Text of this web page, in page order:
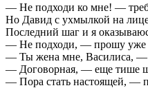
— Не подходи ко мне! —
Но Давид с ухмылкой на
Последний шаг и я
— Не подходи, — прошу уже
— Ты жена мне, Василиса, —
— Договорная, — еще тише
— Пора стать настоящей, —